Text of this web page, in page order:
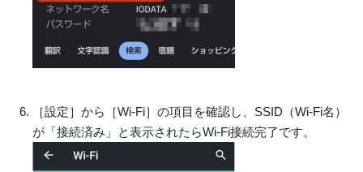
［設定］から［Wi-Fi］の項目を確認し、SSID（Wi-Fi名）
が「接続済み」と表示されたらWi-Fi接続完了です。